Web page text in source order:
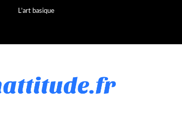
L’art basique